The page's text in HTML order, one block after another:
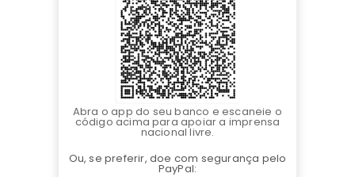
Abra o app do seu banco e escaneie o
código acima para apoiar a imprensa
nacional livre.
Ou, se preferir, doe com segurança pelo
PayPal: